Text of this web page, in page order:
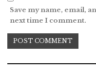
Save my name, email,
next time I comment.